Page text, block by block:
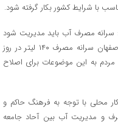
با شرایط کشور بکار گرفته شود.
مصرف آب باید مدیریت شود
که طبق جدیدترین گزارش‌ها استان‌های یزد و اصفهان سرانه مصرف ۱۴۰ لیتر در روز
به این موضوعات برای اصلاح
محلی با توجه به فرهنگ حاکم و
و مدیریت آب بین آحاد جامعه